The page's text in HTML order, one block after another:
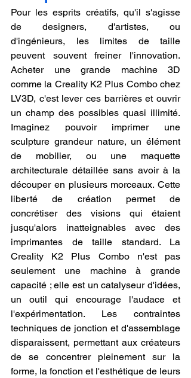
Pour les esprits créatifs, qu'il s'agisse
de designers, d'artistes, ou
d'ingénieurs, les limites de taille
peuvent souvent freiner l'innovation.
Acheter une grande machine 3D
comme la Creality K2 Plus Combo chez
LV3D, c'est lever ces barrières et ouvrir
un champ des possibles quasi illimité.
Imaginez pouvoir imprimer une
sculpture grandeur nature, un élément
de mobilier, ou une maquette
architecturale détaillée sans avoir à la
découper en plusieurs morceaux. Cette
liberté de création permet de
concrétiser des visions qui étaient
jusqu'alors inatteignables avec des
imprimantes de taille standard. La
Creality K2 Plus Combo n'est pas
seulement une machine à grande
capacité ; elle est un catalyseur d'idées,
un outil qui encourage l'audace et
l'expérimentation. Les contraintes
techniques de jonction et d'assemblage
disparaissent, permettant aux créateurs
de se concentrer pleinement sur la
forme, la fonction et l'esthétique de leurs